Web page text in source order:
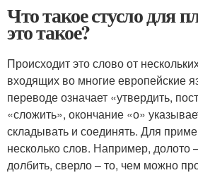
Что такое стусло для
это такое?
Происходит это слово от
входящих во многие европейские
переводе означает «утвердить,
«сложить», окончание «о»
складывать и соединять. Для
несколько слов. Например, долото
долбить, сверло – то, чем можно